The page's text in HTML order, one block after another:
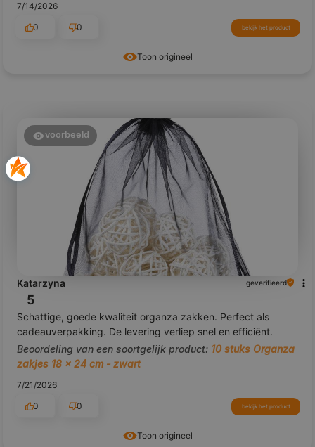
Toon origineel
7/14/2026
0
0 bekijk het product
Toon origineel
voorbeeld
Katarzyna geverifieerd
5
Schattige, goede kwaliteit organza zakken. Perfect als
cadeauverpakking. De levering verliep snel en efficiënt.
Beoordeling van een soortgelijk product: 10 stuks Organza
zakjes 18 x 24 cm - zwart
7/21/2026
0
0 bekijk het product